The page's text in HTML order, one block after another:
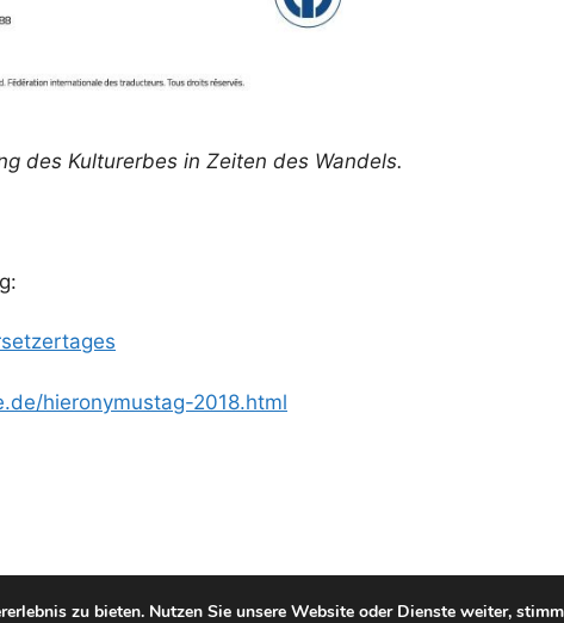
des Kulturerbes in Zeiten des Wandels.
hieronymustag-2018.html
© 2026 Morlot Übersetzungen• Erstellt mitGeneratePress
zu bieten. Nutzen Sie unsere Website oder Dienste weiter,